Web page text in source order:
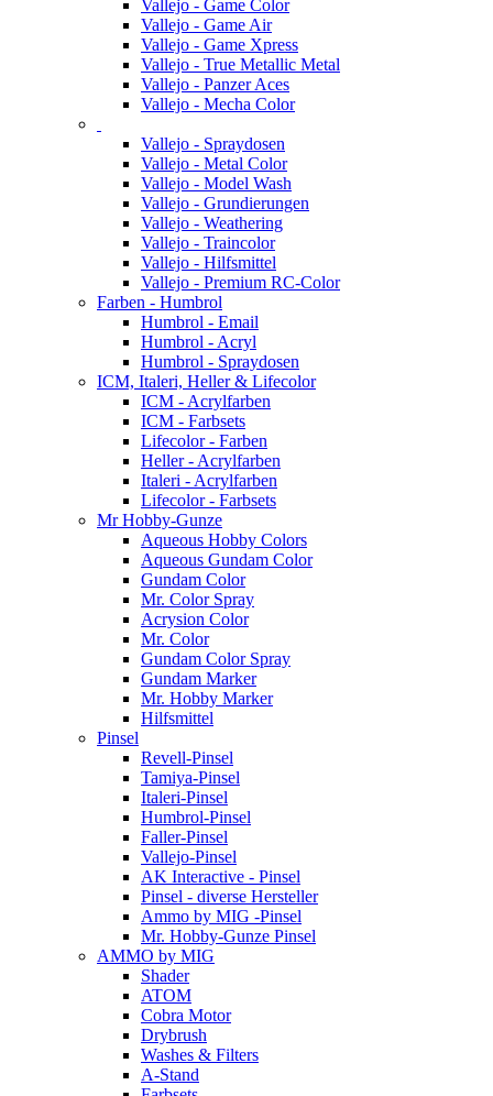
Vallejo - Game Color
Vallejo - Game Air
Vallejo - Game Xpress
Vallejo - True Metallic Metal
Vallejo - Panzer Aces
Vallejo - Mecha Color
Vallejo - Spraydosen
Vallejo - Metal Color
Vallejo - Model Wash
Vallejo - Grundierungen
Vallejo - Weathering
Vallejo - Traincolor
Vallejo - Hilfsmittel
Vallejo - Premium RC-Color
Farben - Humbrol
Humbrol - Email
Humbrol - Acryl
Humbrol - Spraydosen
ICM, Italeri, Heller & Lifecolor
ICM - Acrylfarben
ICM - Farbsets
Lifecolor - Farben
Heller - Acrylfarben
Italeri - Acrylfarben
Lifecolor - Farbsets
Mr Hobby-Gunze
Aqueous Hobby Colors
Aqueous Gundam Color
Gundam Color
Mr. Color Spray
Acrysion Color
Mr. Color
Gundam Color Spray
Gundam Marker
Mr. Hobby Marker
Hilfsmittel
Pinsel
Revell-Pinsel
Tamiya-Pinsel
Italeri-Pinsel
Humbrol-Pinsel
Faller-Pinsel
Vallejo-Pinsel
AK Interactive - Pinsel
Pinsel - diverse Hersteller
Ammo by MIG -Pinsel
Mr. Hobby-Gunze Pinsel
AMMO by MIG
Shader
ATOM
Cobra Motor
Drybrush
Washes & Filters
A-Stand